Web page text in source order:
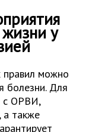
жизни у
можно
болезни. Для
с ОРВИ,
а также